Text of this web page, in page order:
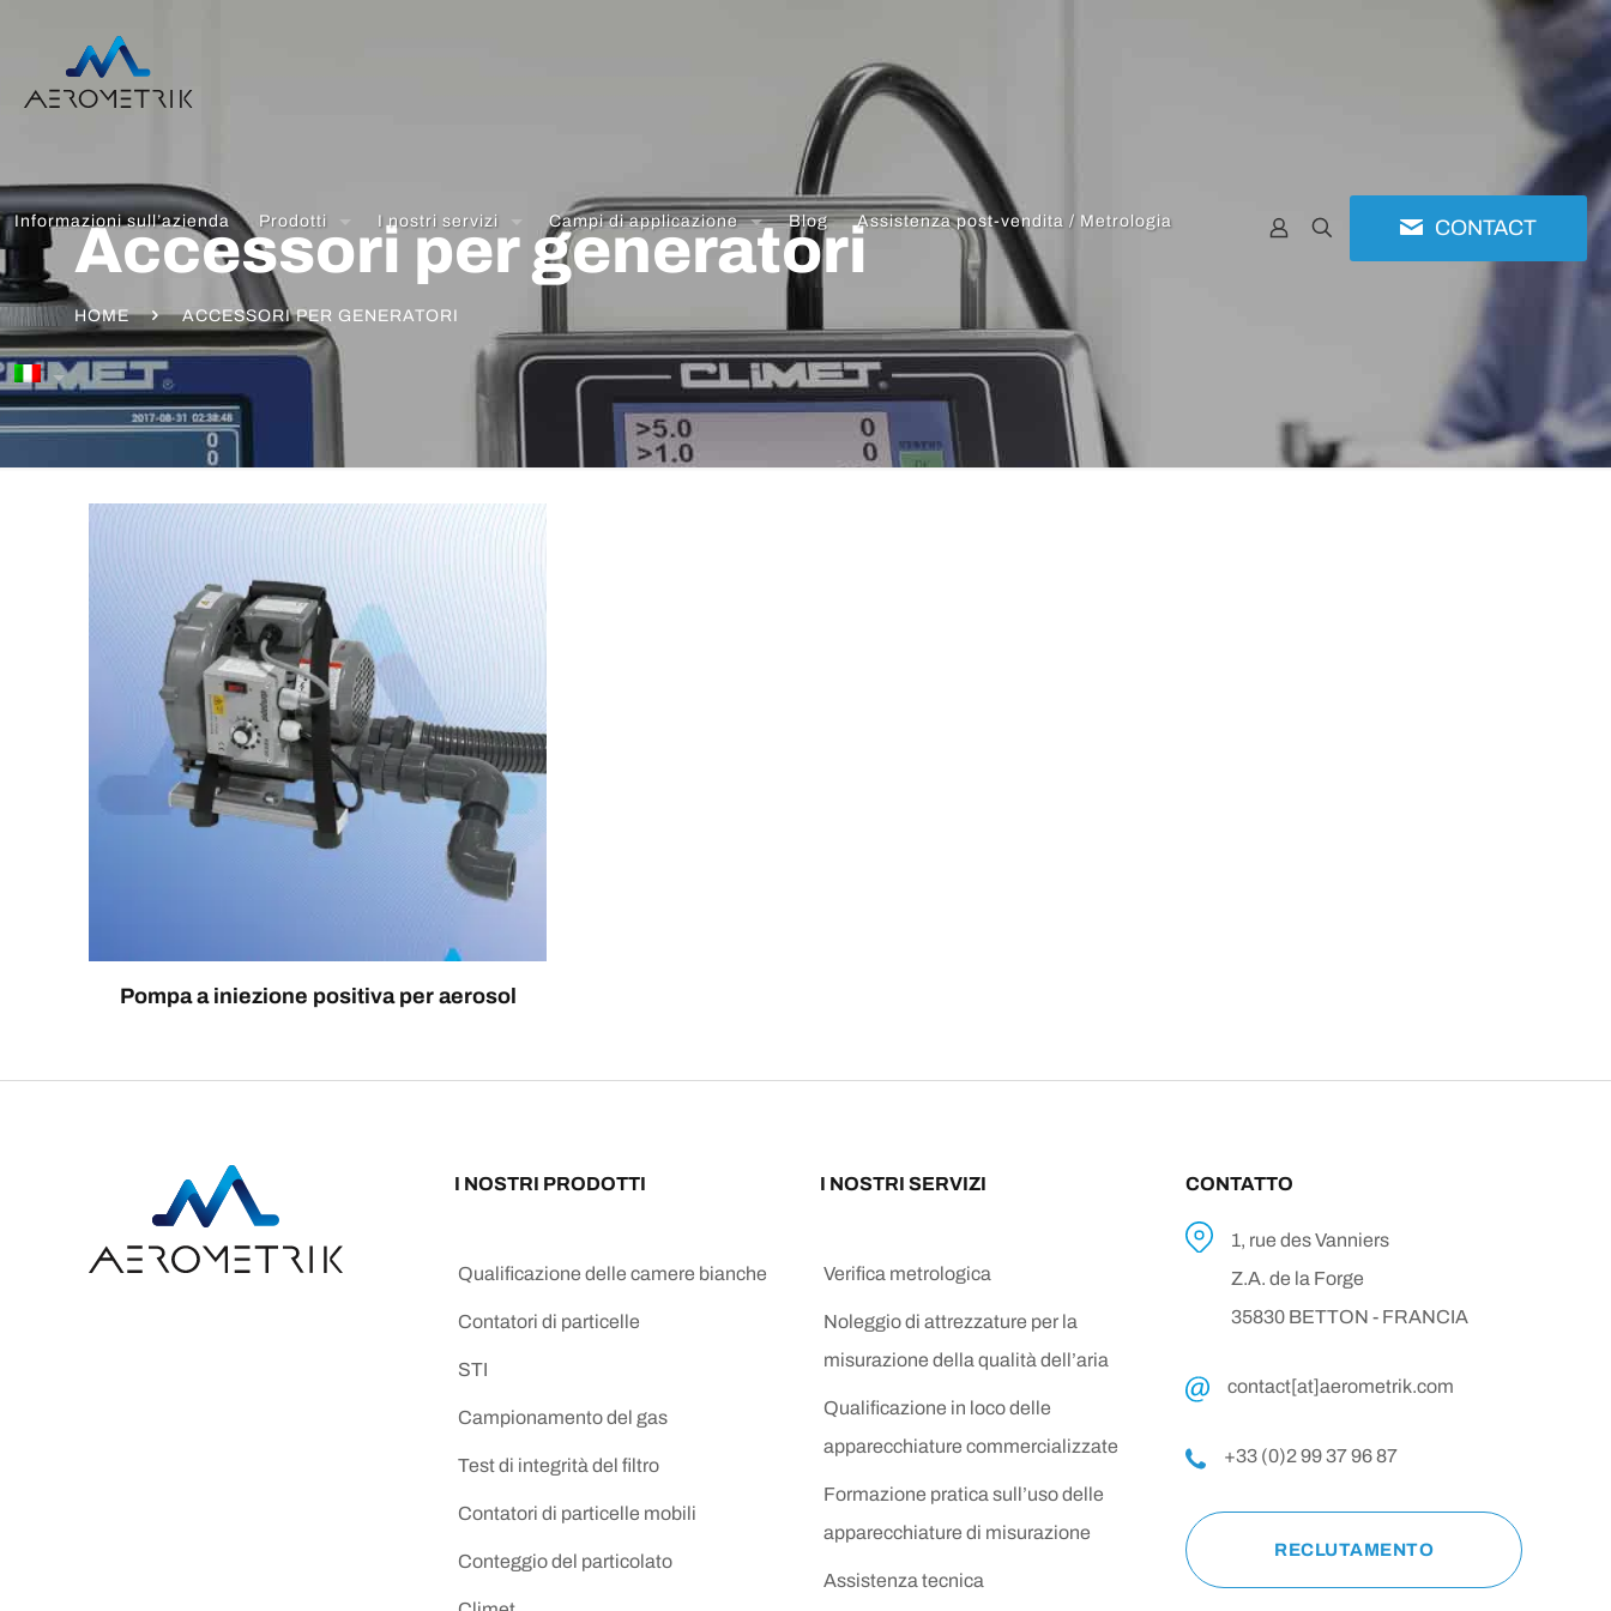
Informazioni sull’azienda Prodotti I nostri servizi Campi di applicazione Blog Assistenza post-vendita / Metrologia CONTACT
Accessori per generatori
HOME ACCESSORI PER GENERATORI
Pompa a iniezione positiva per aerosol
I NOSTRI PRODOTTI
Qualificazione delle camere bianche
Contatori di particelle
STI
Campionamento del gas
Test di integrità del filtro
Contatori di particelle mobili
Conteggio del particolato
I NOSTRI SERVIZI
Verifica metrologica
Noleggio di attrezzature per la
misurazione della qualità dell’aria
Qualificazione in loco delle
apparecchiature commercializzate
Formazione pratica sull’uso delle
apparecchiature di misurazione
Assistenza tecnica
CONTATTO
1, rue des Vanniers
Z.A. de la Forge
35830 BETTON - FRANCIA
contact[at]aerometrik.com
+33 (0)2 99 37 96 87
RECLUTAMENTO